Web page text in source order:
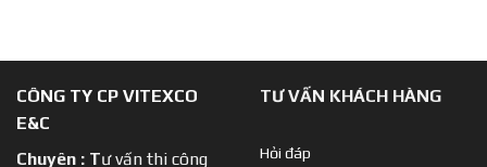
CÔNG TY CP VITEXCO
E&C
Chuyên : Tư vấn thi công
TƯ VẤN KHÁCH HÀNG
Hỏi đáp